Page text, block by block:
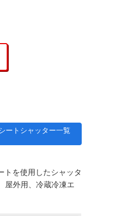
ートシャッター一覧
トを使用したシャッタ
屋外用、冷蔵冷凍エ